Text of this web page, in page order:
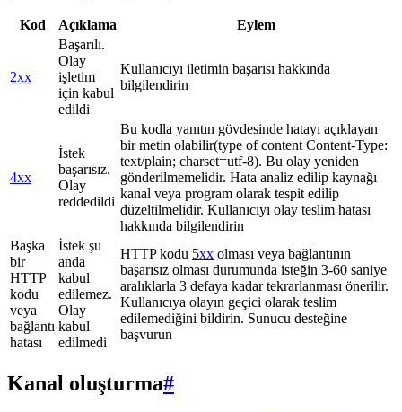
Kod Açıklama Eylem
2xx
Başarılı.
Olay
işletim
için kabul
edildi
Kullanıcıyı iletimin başarısı hakkında
bilgilendirin
4xx
İstek
başarısız.
Olay
reddedildi
Bu kodla yanıtın gövdesinde hatayı açıklayan
bir metin olabilir(type of content Content-Type:
text/plain; charset=utf-8). Bu olay yeniden
gönderilmemelidir. Hata analiz edilip kaynağı
kanal veya program olarak tespit edilip
düzeltilmelidir. Kullanıcıyı olay teslim hatası
hakkında bilgilendirin
Başka
bir
HTTP
kodu
veya
bağlantı
hatası
İstek şu
anda
kabul
edilemez.
Olay
kabul
edilmedi
HTTP kodu 5xx olması veya bağlantının
başarısız olması durumunda isteğin 3-60 saniye
aralıklarla 3 defaya kadar tekrarlanması önerilir.
Kullanıcıya olayın geçici olarak teslim
edilemediğini bildirin. Sunucu desteğine
başvurun
Kanal oluşturma#